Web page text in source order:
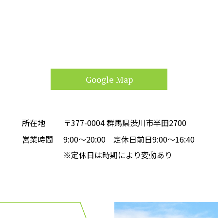
Google Map
所在地
〒377-0004 群馬県渋川市半田2700
営業時間
9:00～20:00 定休日前日9:00〜16:40
※定休日は時期により変動あり